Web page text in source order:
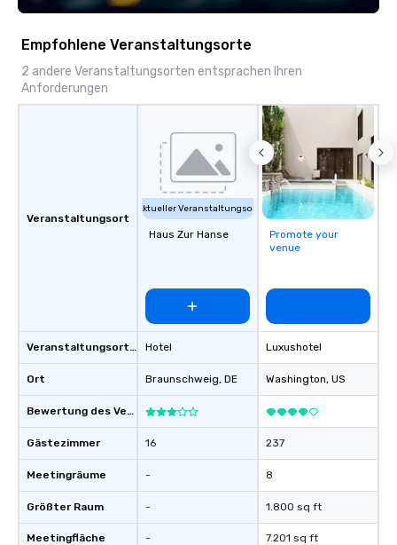
seniority, and
Empfohlene Veranstaltungsorte
2 andere Veranstaltungsorten entsprachen Ihren
Anforderungen
Veranstaltungsort
Veranstaltungsortstyp
Ort
Bewertung des Veranstaltungsortes
Gästezimmer
Meetingräume
Größter Raum
Meetingfläche
Aktueller Veranstaltungsort
Haus Zur Hanse
Hotel
Braunschweig, DE
16
-
-
-
Promote your
venue
Luxushotel
Washington, US
237
8
1.800 sq ft
7.201 sq ft